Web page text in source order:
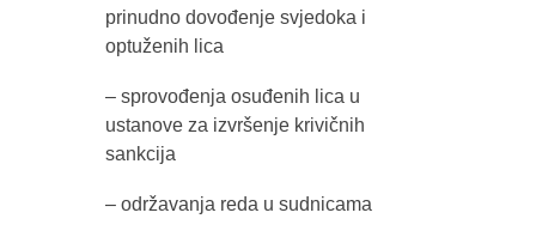
prinudno dovođenje svjedoka i
optuženih lica
– sprovođenja osuđenih lica u
ustanove za izvršenje krivičnih
sankcija
– održavanja reda u sudnicama